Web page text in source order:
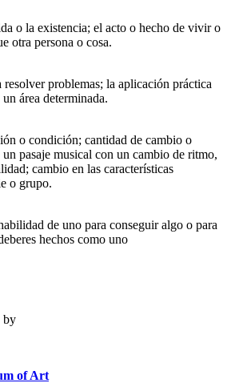
o la existencia; el acto o hecho de vivir o
otra persona o cosa.
problemas; la aplicación práctica
área determinada.
o condición; cantidad de cambio o
pasaje musical con un cambio de ritmo,
cambio en las características
o grupo.
de uno para conseguir algo o para
hechos como uno
by
of Art